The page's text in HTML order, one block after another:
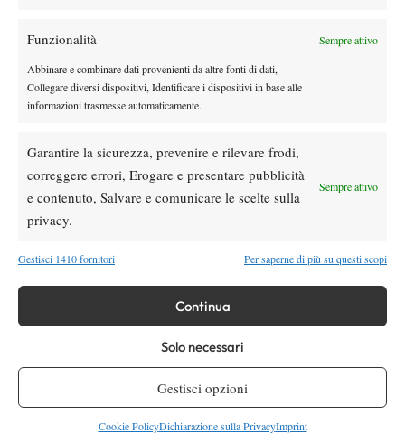
Funzionalità Sempre attivo
Abbinare e combinare dati provenienti da altre fonti di dati,
Collegare diversi dispositivi, Identificare i dispositivi in base alle
informazioni trasmesse automaticamente.
Garantire la sicurezza, prevenire e rilevare frodi,
correggere errori, Erogare e presentare pubblicità
e contenuto, Salvare e comunicare le scelte sulla
privacy.
Sempre attivo
Gestisci 1410 fornitori Per saperne di più su questi scopi
Continua
Solo necessari
Gestisci opzioni
Cookie PolicyDichiarazione sulla PrivacyImprint
Wilson celebra Federer: ecco la RF 01 Pro
Hall of Fame 2026
ragazzi normalissimi, ossessionati dal
tennis”
X
Instagram